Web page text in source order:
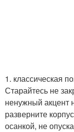
1. классическая
Старайтесь не
ненужный акцент
разверните
осанкой, не